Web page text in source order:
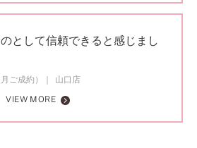
として信頼できると感じまし
ご成約）
山口店
VIEW MORE